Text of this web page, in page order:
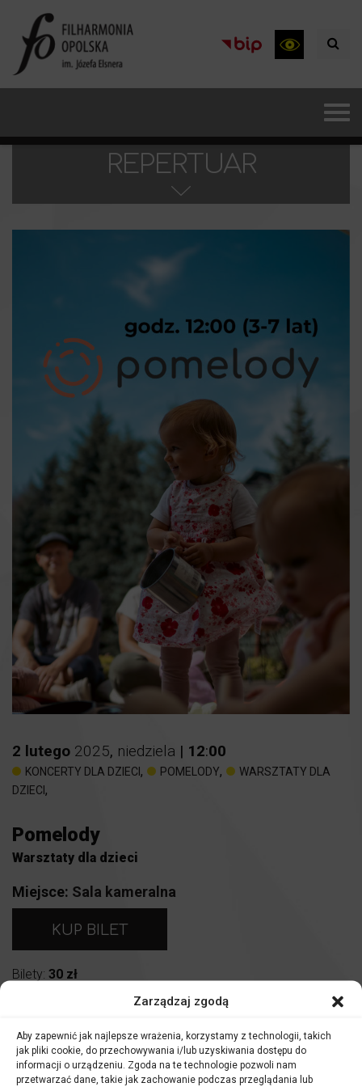
Zarządzaj zgodą
Aby zapewnić jak najlepsze wrażenia, korzystamy z technologii, takich
jak pliki cookie, do przechowywania i/lub uzyskiwania dostępu do
informacji o urządzeniu. Zgoda na te technologie pozwoli nam
przetwarzać dane, takie jak zachowanie podczas przeglądania lub
REPERTUAR
2 lutego 2025, niedziela | 12:00
KONCERTY DLA DZIECI , POMELODY,
WARSZTATY DLA
DZIECI ,
Pomelody
Warsztaty dla dzieci
Miejsce: Sala kameralna
KUP BILET
Bilety: 30 zł
WYDARZENIE DOSTĘPNE RÓWNIEŻ W ABONAMENCIE
Warsztaty muzyczne pomelody
Bilety wstępu dotyczą wszystkich uczestników, zarówno